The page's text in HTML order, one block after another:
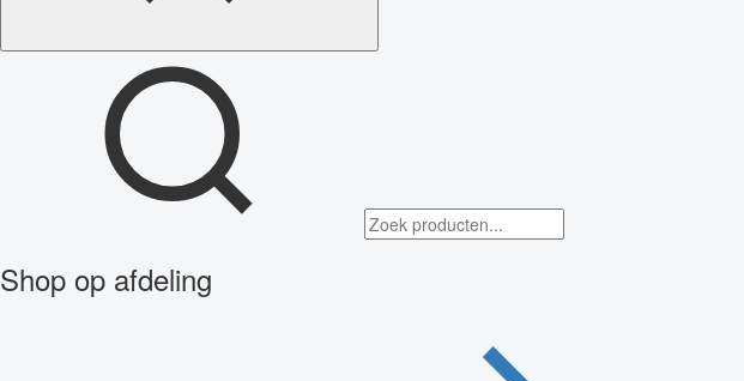
Shop op afdeling